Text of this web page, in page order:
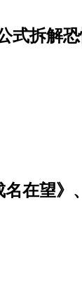
式拆解
在望》